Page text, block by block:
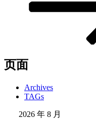
页面
Archives
TAGs
2026 年 8 月